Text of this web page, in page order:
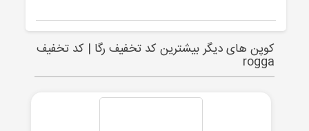
کوپن های دیگر بیشترین کد تخفیف رگا | کد تخفیف
rogga